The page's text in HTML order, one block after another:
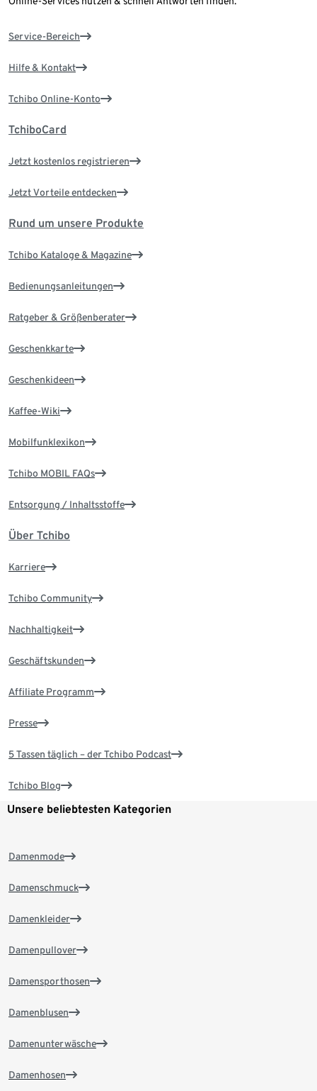
Service-Bereich
Hilfe & Kontakt
Tchibo Online-Konto
TchiboCard
Jetzt kostenlos registrieren
Jetzt Vorteile entdecken
Rund um unsere Produkte
Tchibo Kataloge & Magazine
Bedienungsanleitungen
Ratgeber & Größenberater
Geschenkkarte
Geschenkideen
Kaffee-Wiki
Mobilfunklexikon
Tchibo MOBIL FAQs
Entsorgung / Inhaltsstoffe
Über Tchibo
Karriere
Tchibo Community
Nachhaltigkeit
Geschäftskunden
Affiliate Programm
Presse
5 Tassen täglich – der Tchibo Podcast
Tchibo Blog
Unsere beliebtesten Kategorien
Damenmode
Damenschmuck
Damenkleider
Damenpullover
Damensporthosen
Damenblusen
Damenunterwäsche
Damenhosen